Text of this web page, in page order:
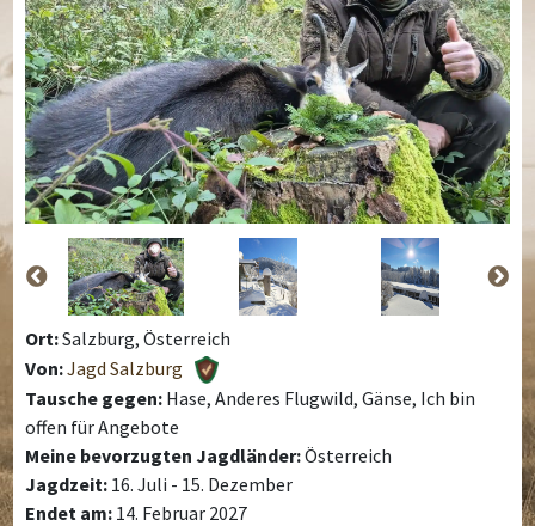
Ort:Salzburg, Österreich
Von:Jagd Salzburg
Tausche gegen: Hase, Anderes Flugwild, Gänse, Ich bin
offen für Angebote
Meine bevorzugten Jagdländer:Österreich
Jagdzeit: 16. Juli - 15. Dezember
Endet am: 14. Februar 2027